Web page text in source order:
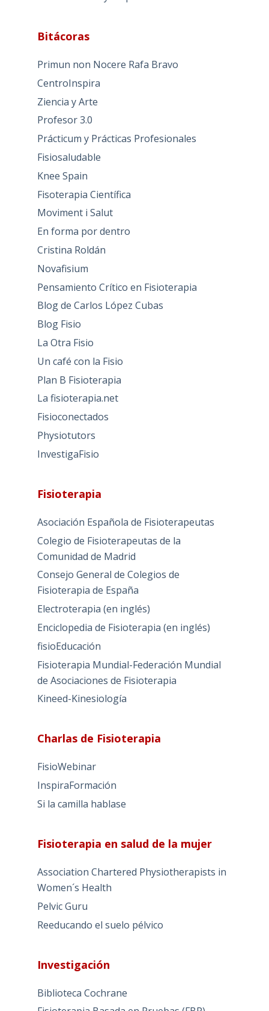
Bitácoras
Primun non Nocere Rafa Bravo
CentroInspira
Ziencia y Arte
Profesor 3.0
Prácticum y Prácticas Profesionales
Fisiosaludable
Knee Spain
Fisoterapia Científica
Moviment i Salut
En forma por dentro
Cristina Roldán
Novafisium
Pensamiento Crítico en Fisioterapia
Blog de Carlos López Cubas
Blog Fisio
La Otra Fisio
Un café con la Fisio
Plan B Fisioterapia
La fisioterapia.net
Fisioconectados
Physiotutors
InvestigaFisio
Fisioterapia
Asociación Española de Fisioterapeutas
Colegio de Fisioterapeutas de la
Comunidad de Madrid
Consejo General de Colegios de
Fisioterapia de España
Electroterapia (en inglés)
Enciclopedia de Fisioterapia (en inglés)
fisioEducación
Fisioterapia Mundial-Federación Mundial
de Asociaciones de Fisioterapia
Kineed-Kinesiología
Charlas de Fisioterapia
FisioWebinar
InspiraFormación
Si la camilla hablase
Fisioterapia en salud de la mujer
Association Chartered Physiotherapists in
Women´s Health
Pelvic Guru
Reeducando el suelo pélvico
Investigación
Biblioteca Cochrane